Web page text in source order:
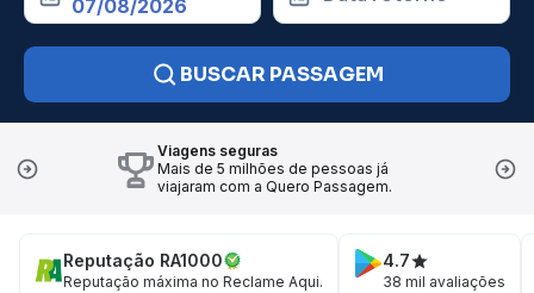
BUSCAR PASSAGEM
Viagens seguras
Mais de 5 milhões de pessoas já
viajaram com a Quero Passagem.
Reputação RA1000
Reputação máxima no Reclame Aqui.
4.7
38 mil avaliações